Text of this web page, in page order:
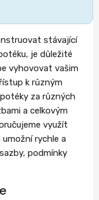
stávající
je důležité
vyhovovat vašim
k různým
za různých
a celkovým
využít
rychle a
podmínky